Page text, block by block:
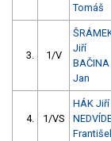
Tomáš
3. 1/V
Jiří
BAČINA
Jan
4. 1/VS
HÁK Jiří